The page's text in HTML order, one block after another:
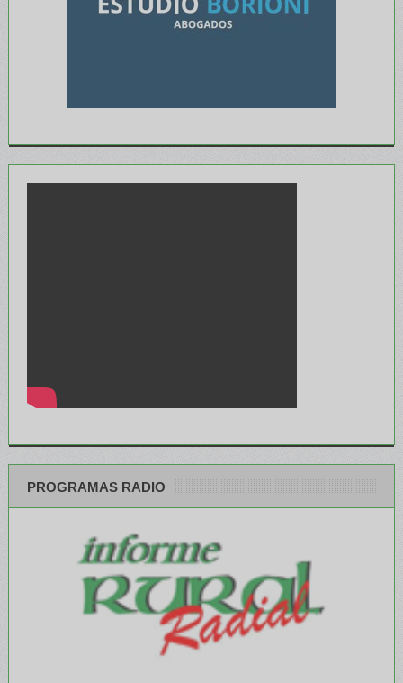
PROGRAMAS RADIO